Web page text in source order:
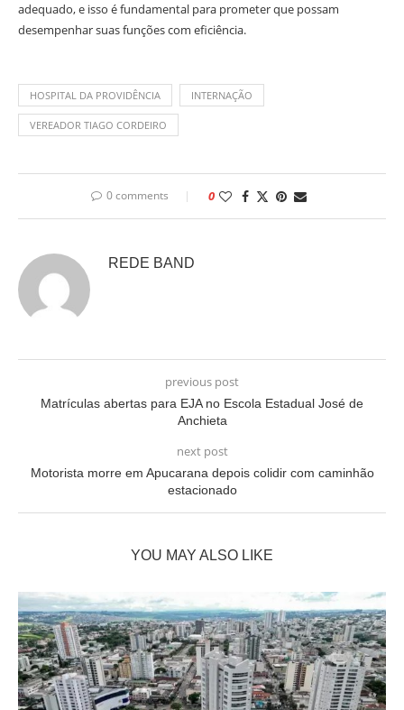
adequado, e isso é fundamental para prometer que possam
desempenhar suas funções com eficiência.
HOSPITAL DA PROVIDÊNCIA INTERNAÇÃO
VEREADOR TIAGO CORDEIRO
0 comments 0
REDE BAND
previous post
Matrículas abertas para EJA no Escola Estadual José de
Anchieta
next post
Motorista morre em Apucarana depois colidir com caminhão
estacionado
YOU MAY ALSO LIKE